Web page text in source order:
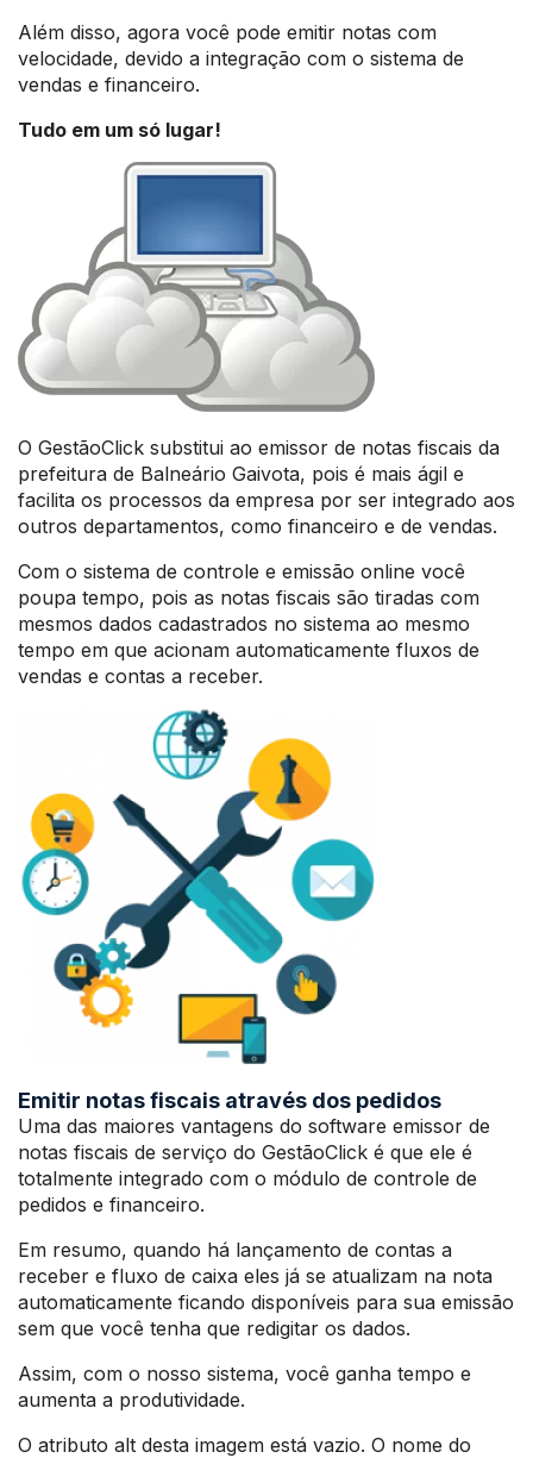
Além disso, agora você pode emitir notas com
velocidade, devido a integração com o sistema de
vendas e financeiro.
Tudo em um só lugar!
O GestãoClick substitui ao emissor de notas fiscais da
prefeitura de Balneário Gaivota, pois é mais ágil e
facilita os processos da empresa por ser integrado aos
outros departamentos, como financeiro e de vendas.
Com o sistema de controle e emissão online você
poupa tempo, pois as notas fiscais são tiradas com
mesmos dados cadastrados no sistema ao mesmo
tempo em que acionam automaticamente fluxos de
vendas e contas a receber.
Emitir notas fiscais através dos pedidos
Uma das maiores vantagens do software emissor de
notas fiscais de serviço do GestãoClick é que ele é
totalmente integrado com o módulo de controle de
pedidos e financeiro.
Em resumo, quando há lançamento de contas a
receber e fluxo de caixa eles já se atualizam na nota
automaticamente ficando disponíveis para sua emissão
sem que você tenha que redigitar os dados.
Assim, com o nosso sistema, você ganha tempo e
aumenta a produtividade.
O atributo alt desta imagem está vazio. O nome do